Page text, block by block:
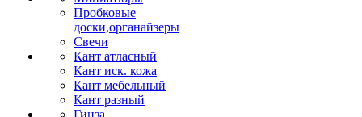
Пробковые
доски,органайзеры
Свечи
Кант атласный
Кант иск. кожа
Кант мебельный
Кант разный
Гинза